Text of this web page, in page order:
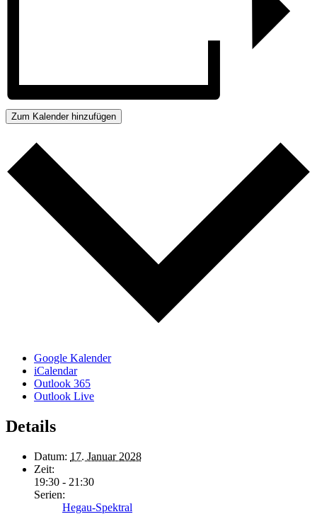
Zum Kalender hinzufügen
Google Kalender
iCalendar
Outlook 365
Outlook Live
Details
Datum: 17. Januar 2028
Zeit:
19:30 - 21:30
Serien:
Hegau-Spektral